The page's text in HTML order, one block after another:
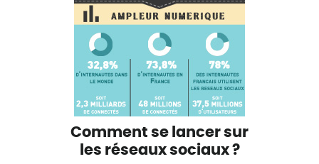
Comment se lancer sur
les réseaux sociaux ?